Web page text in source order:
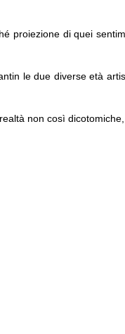
proiezione di quei
le due diverse età
non così dicotomiche,